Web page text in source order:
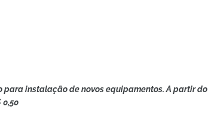
instalação de novos equipamentos. A partir do